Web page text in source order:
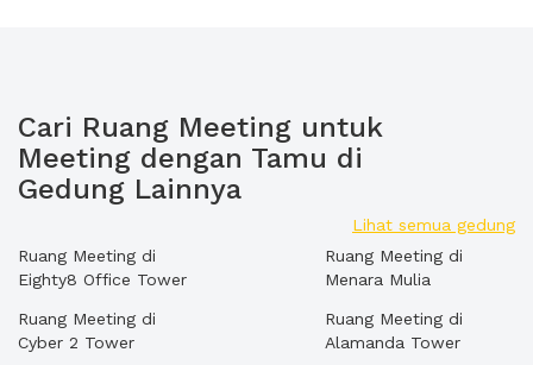
Cari Ruang Meeting untuk
Meeting dengan Tamu di
Gedung Lainnya
Lihat semua gedung
Ruang Meeting di
Eighty8 Office Tower
Ruang Meeting di
Cyber 2 Tower
Ruang Meeting di
Menara Mulia
Ruang Meeting di
Alamanda Tower